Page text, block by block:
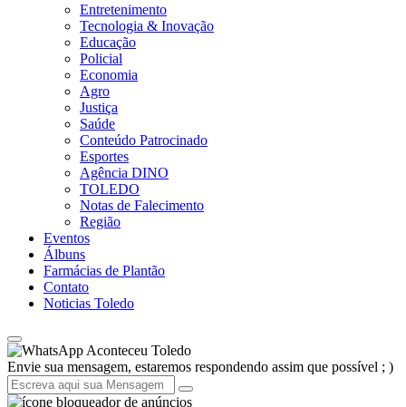
Entretenimento
Tecnologia & Inovação
Educação
Policial
Economia
Agro
Justiça
Saúde
Conteúdo Patrocinado
Esportes
Agência DINO
TOLEDO
Notas de Falecimento
Região
Eventos
Álbuns
Farmácias de Plantão
Contato
Noticias Toledo
Aconteceu Toledo
Envie sua mensagem, estaremos respondendo assim que possível ; )